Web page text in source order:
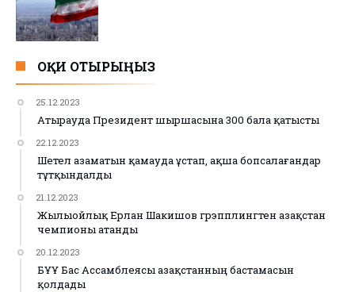
ОҚИ ОТЫРЫҢЫЗ
25.12.2023
Атырауда Президент шыршасына 300 бала қатысты
22.12.2023
Шетел азаматын қамауда ұстап, ақша бопсалағандар
тұтқындалды
21.12.2023
Жылыойлық Ерлан Шакишов грэпплингтен Қазақстан
чемпионы атанды
20.12.2023
БҰҰ Бас Ассамблеясы Қазақстанның бастамасын
қолдады